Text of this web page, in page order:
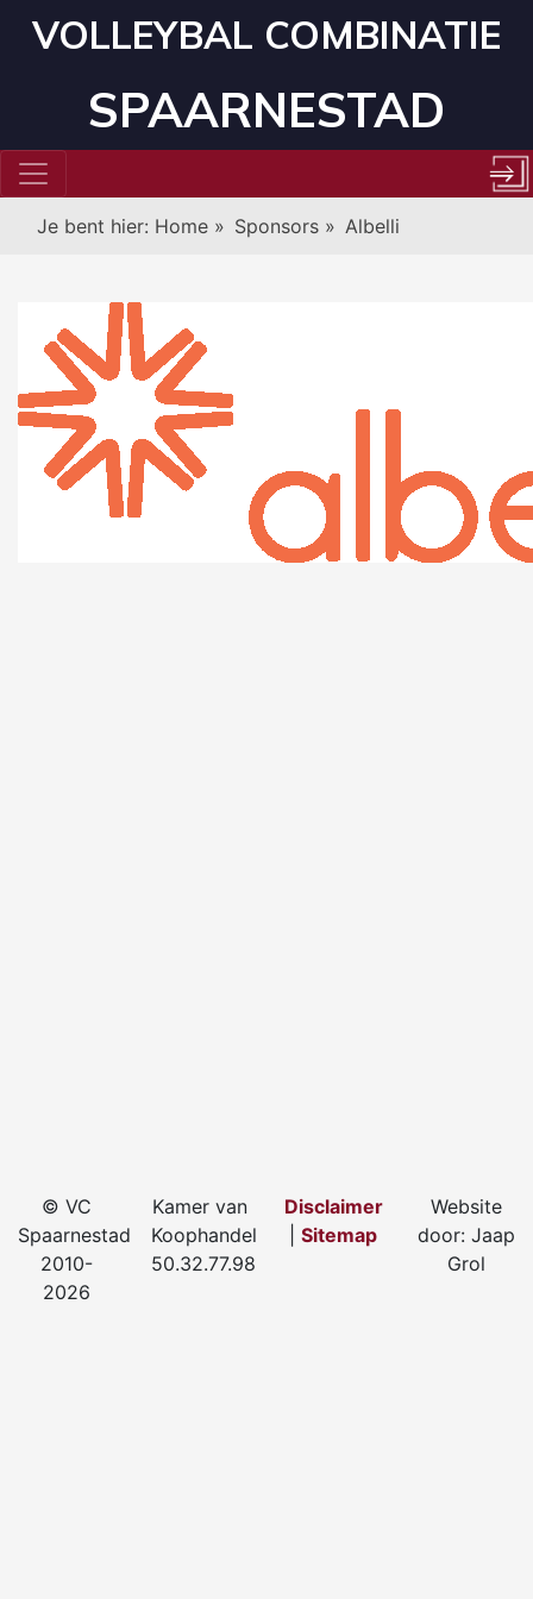
VOLLEYBAL COMBINATIE
SPAARNESTAD
Je bent hier: Home » Sponsors » Albelli
© VC
Spaarnestad
2010-
2026
Kamer van
Koophandel
50.32.77.98
Disclaimer
Sitemap
Website
door: Jaap
Grol